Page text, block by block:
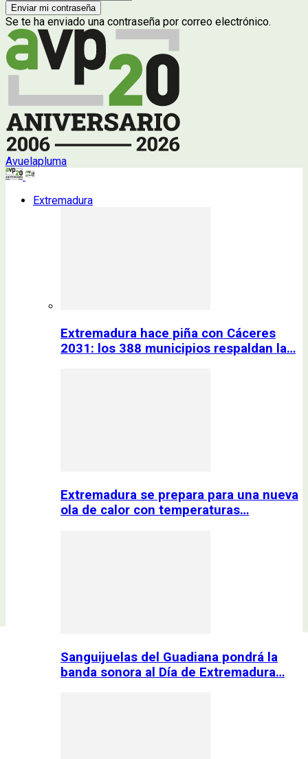
Se te ha enviado una contraseña por correo electrónico.
Avuelapluma
Extremadura
Extremadura hace piña con Cáceres
2031: los 388 municipios respaldan la…
Extremadura se prepara para una nueva
ola de calor con temperaturas…
Sanguijuelas del Guadiana pondrá la
banda sonora al Día de Extremadura…